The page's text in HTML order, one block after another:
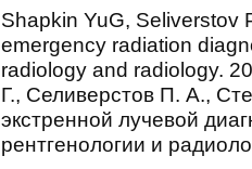
Shapkin YuG, Seliverstov
emergency radiation
radiology and radiology.
Г., Селиверстов П. А.,
экстренной лучевой
рентгенологии и